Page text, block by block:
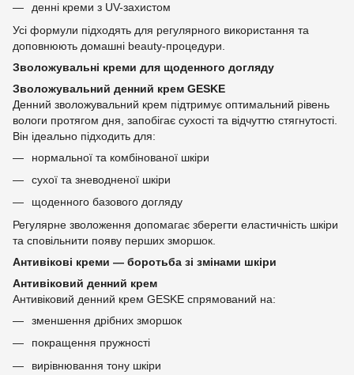
денні креми з UV-захистом
Усі формули підходять для регулярного використання та
доповнюють домашні beauty-процедури.
Зволожувальні креми для щоденного догляду
Зволожувальний денний крем GESKE
Денний зволожувальний крем підтримує оптимальний рівень
вологи протягом дня, запобігає сухості та відчуттю стягнутості.
Він ідеально підходить для:
нормальної та комбінованої шкіри
сухої та зневодненої шкіри
щоденного базового догляду
Регулярне зволоження допомагає зберегти еластичність шкіри
та сповільнити появу перших зморшок.
Антивікові креми — боротьба зі змінами шкіри
Антивіковий денний крем
Антивіковий денний крем GESKE спрямований на:
зменшення дрібних зморшок
покращення пружності
вирівнювання тону шкіри